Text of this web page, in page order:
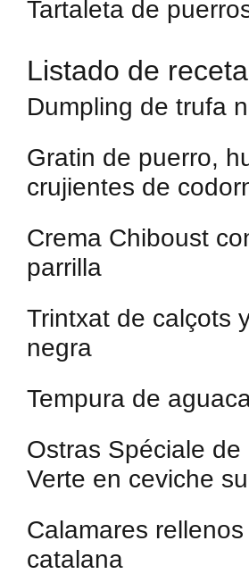
Tartaleta de
Listado de
Dumpling de trufa
Gratin de puerro,
crujientes de
Crema Chiboust
parrilla
Trintxat de calçots
negra
Tempura de
Ostras Spéciale de
Verte en ceviche
Calamares
catalana